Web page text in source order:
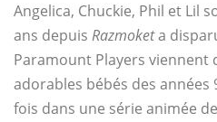
Angelica, Chuckie, Phil et Lil
ans depuis Razmoketa
Paramount Players viennent
adorables bébés des
fois dans une série animée